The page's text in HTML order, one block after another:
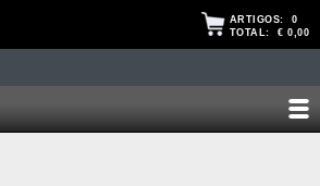
ARTIGOS: 0
TOTAL: € 0,00